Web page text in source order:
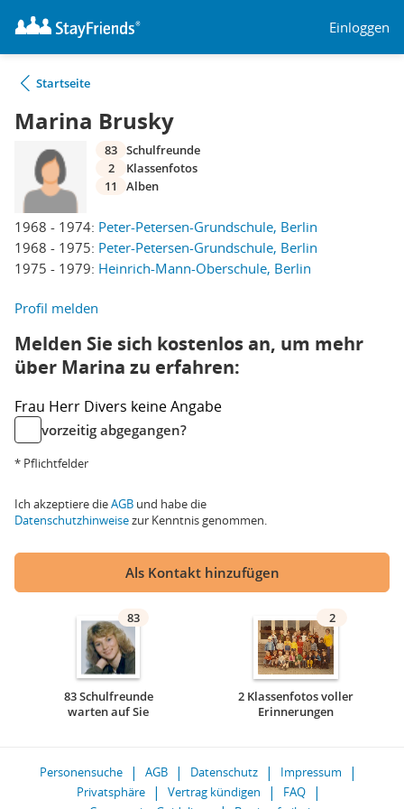
Einloggen
Startseite
Marina Brusky
1968 - 1974: Peter-Petersen-Grundschule, Berlin
1968 - 1975: Peter-Petersen-Grundschule, Berlin
1975 - 1979: Heinrich-Mann-Oberschule, Berlin
83 Schulfreunde
2
Klassenfotos
11
Alben
Profil melden
Melden Sie sich kostenlos an, um mehr
über Marina zu erfahren:
Frau Herr Divers keine Angabe
vorzeitig abgegangen?
* Pflichtfelder
Ich akzeptiere dieAGB und habe die
Datenschutzhinweisezur Kenntnis genommen.
Als Kontakt hinzufügen
83
83 Schulfreunde
warten auf Sie
2
2 Klassenfotos voller
Erinnerungen
Personensuche AGB Datenschutz
Impressum
Privatsphäre
Vertrag kündigen
FAQ